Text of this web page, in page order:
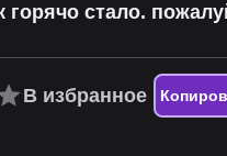
горячо стало.
В избранное